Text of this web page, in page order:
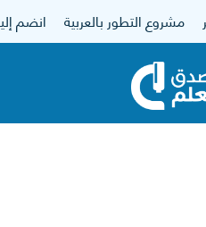
مشروع التطور بالعربية انضم